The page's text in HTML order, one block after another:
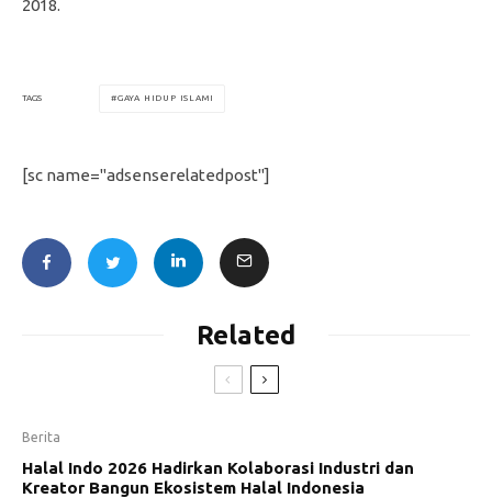
2018.
TAGS GAYA HIDUP ISLAMI
[sc name="adsenserelatedpost"]
Related
Berita
Halal Indo 2026 Hadirkan Kolaborasi Industri dan
Kreator Bangun Ekosistem Halal Indonesia